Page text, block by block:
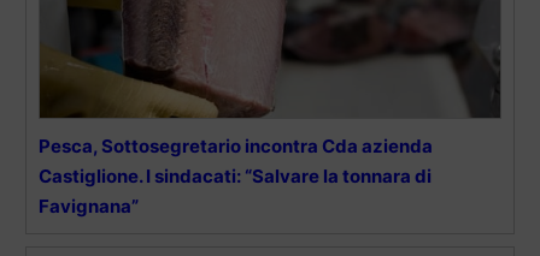
Pesca, Sottosegretario incontra Cda azienda
Castiglione. I sindacati: “Salvare la tonnara di
Favignana”